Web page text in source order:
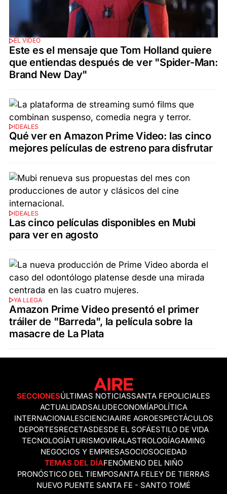
EL VIDEO
Este es el mensaje que Tom Holland quiere
que entiendas después de ver "Spider-Man:
Brand New Day"
IDEALES
Qué ver en Amazon Prime Video: las cinco
mejores películas de estreno para disfrutar
IDEALES
Las cinco películas disponibles en Mubi
para ver en agosto
YA LLEGA
Amazon Prime Video presentó el primer
tráiler de "Barreda", la película sobre la
masacre de La Plata
SECCIONESÚLTIMAS NOTICIASSANTA FEPOLICIALES
ACTUALIDADSALUDECONOMÍAPOLÍTICA
INTERNACIONALESCIENCIAAIRE AGROESPECTÁCULOS
DEPORTESRECETASDESDE EL SOFÁESTILO DE VIDA
TECNOLOGÍATURISMOVIRALASTROLOGÍAGAMING
NEGOCIOS Y EMPRESASOCIOSOCIEDAD
TEMAS DEL DÍAFENÓMENO DEL NIÑO
PRONÓSTICO DEL TIEMPOSANTA FELEY DE TIERRAS
NUEVO PUENTE SANTA FE - SANTO TOMÉ